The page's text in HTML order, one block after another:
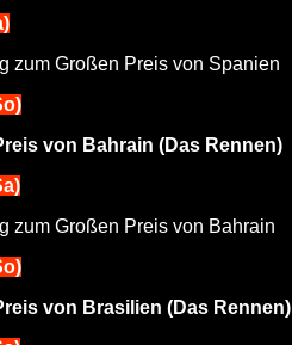
zum Großen Preis von Spanien
von Bahrain (Das Rennen)
zum Großen Preis von Bahrain
von Brasilien (Das Rennen)